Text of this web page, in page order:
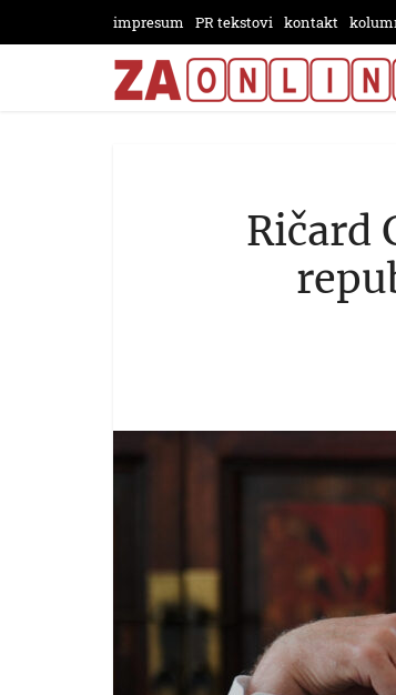
impresum PR tekstovi kontakt
Ričard